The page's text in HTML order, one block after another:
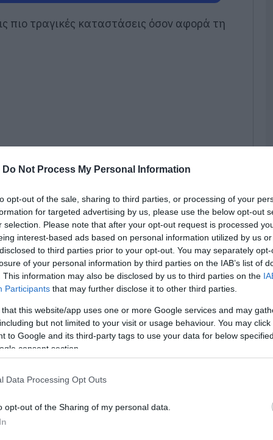
Do Not Process My Personal Information
opt-out of the sale, sharing to third parties, or processing of your
for targeted advertising by us, please use the below opt-out
selection. Please note that after your opt-out request is processed
interest-based ads based on personal information utilized by us
to third parties prior to your opt-out. You may separately
of your personal information by third parties on the IAB’s list of
This information may also be disclosed by us to third parties on the
Participants that may further disclose it to other third parties.
that this website/app uses one or more Google services and may
but not limited to your visit or usage behaviour. You may
to Google and its third-party tags to use your data for below
consent section.
Data Processing Opt Outs
opt-out of the Sharing of my personal data.
πιο τραγικές καταστάσεις όσον αφορά τη
χρονιάς, τα σχολικά κτήρια του
Χαλκίδας παρουσιάζουν μια εικόνα
Η έλλειψη χρηματοδότησης από την
στη συνεχιζόμενη χρήση κοντέινερ
βρίσκονται σε άθλια κατάσταση και
και τους δασκάλους.
και εκπαιδευτικούς
και Δασκάλων Χαλκίδας, τα
σχολικές αίθουσες λειτουργούν για αρκετά
από τη νομοθεσία. Σύμφωνα με τον